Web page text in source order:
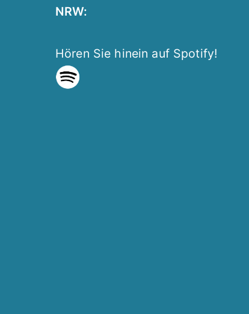
NRW:
Hören Sie hinein auf Spotify!